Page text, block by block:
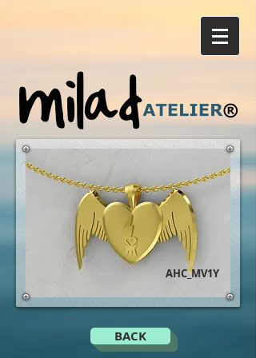
BACK
AHC_MV1Y